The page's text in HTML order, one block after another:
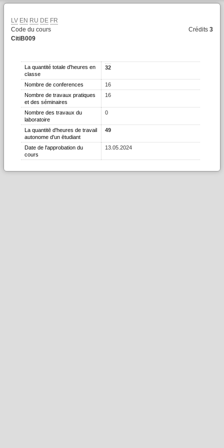
LV EN RU DE FR
Code du cours
CitiB009
Crédits3
La quantité totale d'heures en
classe
32
Nombre de conferences
16
Nombre de travaux pratiques
et des séminaires
16
Nombre des travaux du
laboratoire
0
La quantitē d'heures de travail
autonome d'un ētudiant
49
Date de l'approbation du
cours
13.05.2024